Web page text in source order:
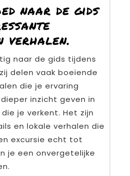
naar de gids
verhalen.
naar de gids tijdens
delen vaak boeiende
die je ervaring
inzicht geven in
je verkent. Het zijn
en lokale verhalen die
excursie echt tot
je een onvergetelijke